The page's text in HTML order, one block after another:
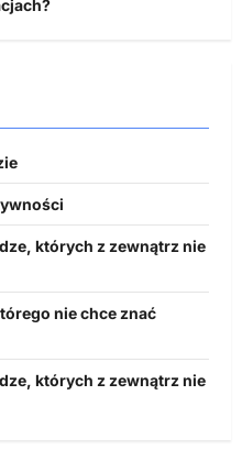
których z zewnątrz nie
nie chce znać
których z zewnątrz nie